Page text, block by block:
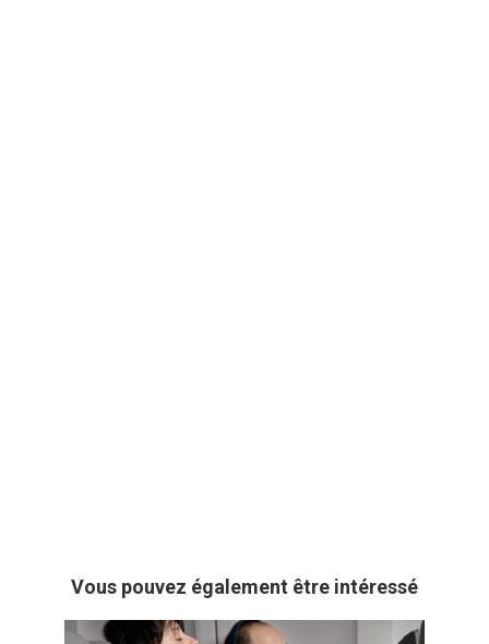
Vous pouvez également être intéressé